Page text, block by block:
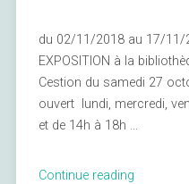
du 02/11/2018 au 17/11/
EXPOSITION à la
Cestion du samedi 27
ouvert lundi, mercredi,
et de 14h à 18h …
Continue reading«